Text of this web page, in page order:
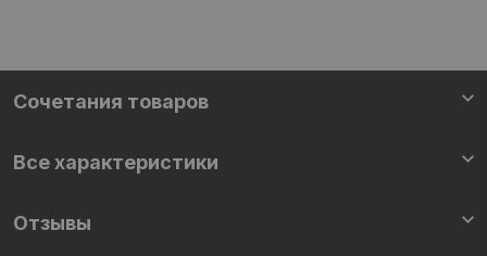
Cочетания товаров
Все характеристики
Отзывы